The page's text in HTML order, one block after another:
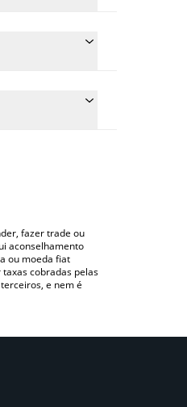
Japanese yen
fazer trade ou
aconselhamento
ou moeda fiat
cobradas pelas
e nem é